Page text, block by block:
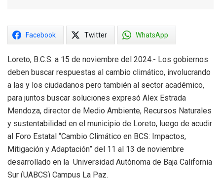
Facebook Twitter WhatsApp
Loreto, B.C.S. a 15 de noviembre del 2024.- Los gobiernos
deben buscar respuestas al cambio climático, involucrando
a las y los ciudadanos pero también al sector académico,
para juntos buscar soluciones expresó Alex Estrada
Mendoza, director de Medio Ambiente, Recursos Naturales
y sustentabilidad en el municipio de Loreto, luego de acudir
al Foro Estatal “Cambio Climático en BCS: Impactos,
Mitigación y Adaptación” del 11 al 13 de noviembre
desarrollado en la Universidad Autónoma de Baja California
Sur (UABCS) Campus La Paz.